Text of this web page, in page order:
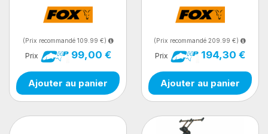
(Prix recommandé 109.99 €)
Prix 99,00 €
Ajouter au panier
(Prix recommandé 209.99 €)
Prix 194,30 €
Ajouter au panier